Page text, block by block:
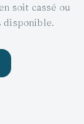
soit cassé ou
disponible.